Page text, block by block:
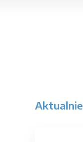
Aktualnie